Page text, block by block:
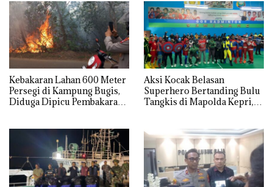
Lingkungannya
Kebakaran Lahan 600 Meter
Persegi di Kampung Bugis,
Diduga Dipicu Pembakaran
Aksi Kocak Belasan
Superhero Bertanding Bulu
Tangkis di Mapolda Kepri,